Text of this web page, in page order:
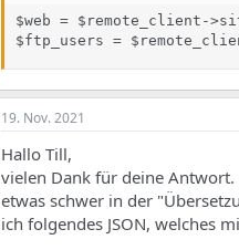
$web = $remote_client-
$ftp_users =
19. Nov. 2021
Hallo Till,
vielen Dank für deine
etwas schwer in der
ich folgendes JSON, welches